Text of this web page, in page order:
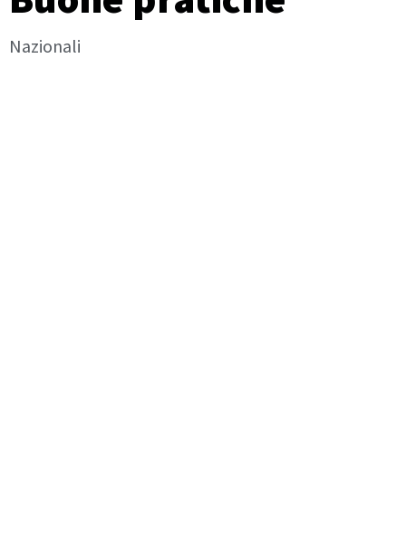
Nazionali